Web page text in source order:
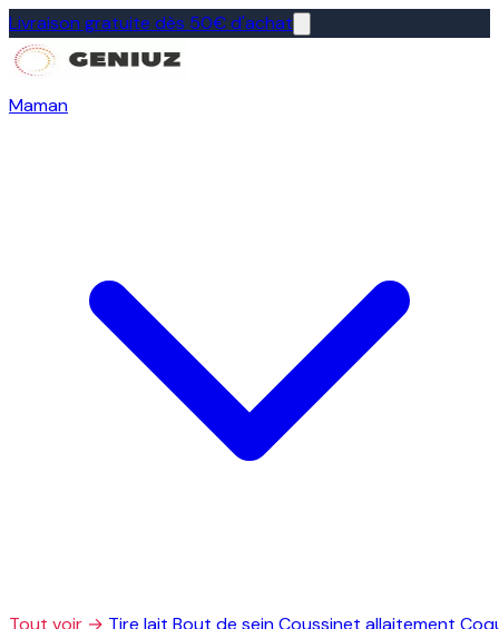
Livraison gratuite dès 50€ d'achat
Maman
Tout voir → Tire lait Bout de seinCoussinet allaitement